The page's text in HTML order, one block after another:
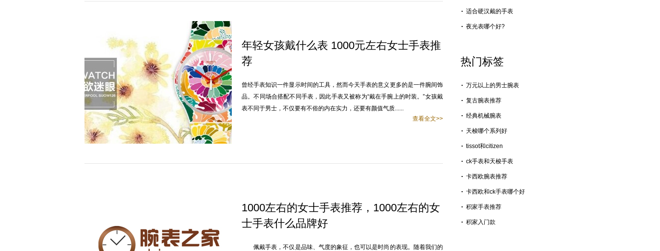
年轻女孩戴什么表 1000元左右女士手表推
荐
曾经手表知识一件显示时间的工具，然而今天手表的意义更多的是一件腕间饰
品。不同场合搭配不同手表，因此手表又被称为“戴在手腕上的时装。”女孩戴
表不同于男士，不仅要有不俗的内在实力，还要有颜值气质......
查看全文>>
1000左右的女士手表推荐，1000左右的女
士手表什么品牌好
佩戴手表，不仅是品味、气度的象征，也可以是时尚的表现。随着我们的
适合硬汉戴的手表
夜光表哪个好?
热门标签
万元以上的男士腕表
复古腕表推荐
经典机械腕表
天梭哪个系列好
tissot和citizen
ck手表和天梭手表
卡西欧腕表推荐
卡西欧和ck手表哪个好
积家手表推荐
积家入门款